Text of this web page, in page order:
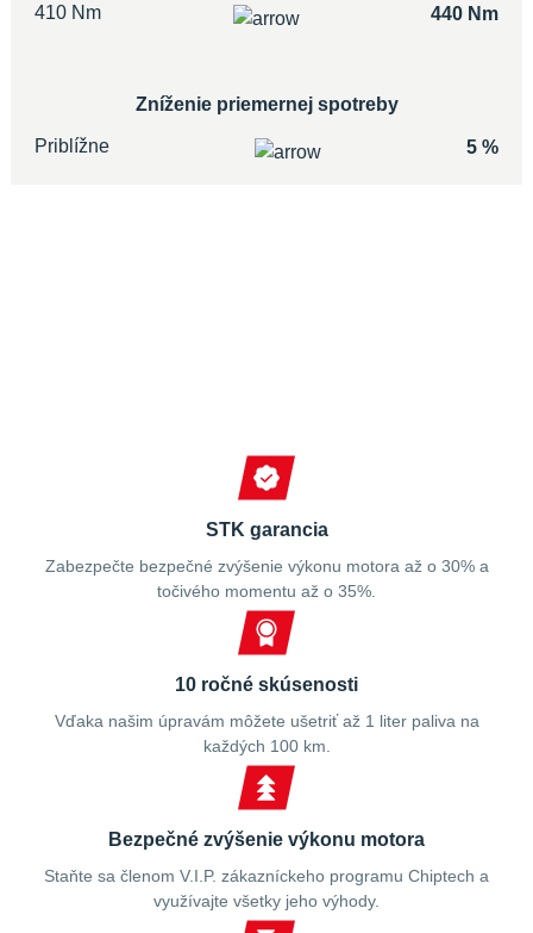
410 Nm 440 Nm
Zníženie priemernej spotreby
Priblížne 5 %
STK garancia
Zabezpečte bezpečné zvýšenie výkonu motora až o 30% a
točivého momentu až o 35%.
10 ročné skúsenosti
Vďaka našim úpravám môžete ušetriť až 1 liter paliva na
každých 100 km.
Bezpečné zvýšenie výkonu motora
Staňte sa členom V.I.P. zákazníckeho programu Chiptech a
využívajte všetky jeho výhody.